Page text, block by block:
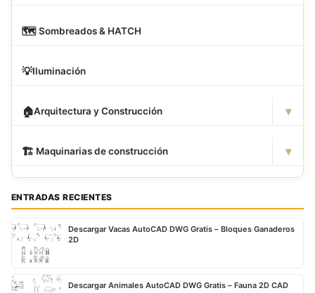
🗺️ Sombreados & HATCH
💡Iluminación
🏠Arquitectura y Construcción ▾
🏗 ️ Maquinarias de construcción ▾
ENTRADAS RECIENTES
Descargar Vacas AutoCAD DWG Gratis – Bloques Ganaderos
2D
Descargar Animales AutoCAD DWG Gratis – Fauna 2D CAD